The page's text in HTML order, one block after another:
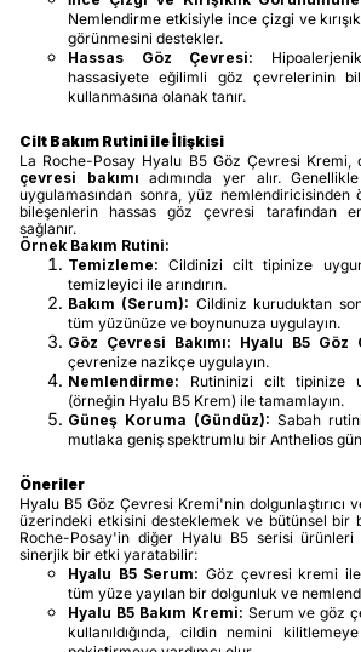
Nemlendirme etkisiyle ince çizgi ve
görünmesini destekler.
Hassas Göz Çevresi:
hassasiyete eğilimli göz çevrelerinin
kullanmasına olanak tanır.
Cilt Bakım Rutini ile İlişkisi
La Roche-Posay Hyalu B5 Göz Çevresi Kremi,
çevresi bakımı adımında yer alır.
uygulamasından sonra, yüz
bileşenlerin hassas göz çevresi tarafından
sağlanır.
Örnek Bakım Rutini:
Temizleme: Cildinizi cilt tipinize
temizleyici ile arındırın.
Bakım (Serum): Cildiniz kuruduktan
tüm yüzünüze ve boynunuza uygulayın.
Göz Çevresi Bakımı: Hyalu B5 Göz
çevrenize nazikçe uygulayın.
Nemlendirme: Rutininizi cilt tipinize
(örneğin Hyalu B5 Krem) ile tamamlayın.
Güneş Koruma (Gündüz): Sabah
mutlaka geniş spektrumlu bir Anthelios
Öneriler
Hyalu B5 Göz Çevresi Kremi'nin dolgunlaştırıcı
üzerindeki etkisini desteklemek ve bütünsel bir
Roche-Posay'in diğer Hyalu B5 serisi ürünleri
sinerjik bir etki yaratabilir:
Hyalu B5 Serum: Göz çevresi kremi ile
tüm yüze yayılan bir dolgunluk ve
Hyalu B5 Bakım Kremi: Serum ve göz
kullanıldığında, cildin nemini